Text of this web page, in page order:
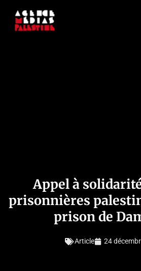
contenu
Appel à
prisonnières
prison de
Article 24